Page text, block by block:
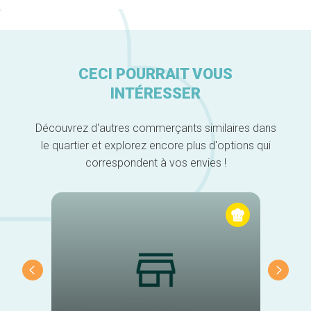
CECI POURRAIT VOUS
INTÉRESSER
Découvrez d'autres commerçants similaires dans
le quartier et explorez encore plus d'options qui
correspondent à vos envies !